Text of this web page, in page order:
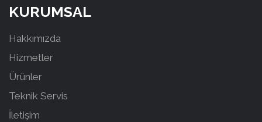
KURUMSAL
Hakkımızda
Hizmetler
Ürünler
Teknik Servis
İletişim